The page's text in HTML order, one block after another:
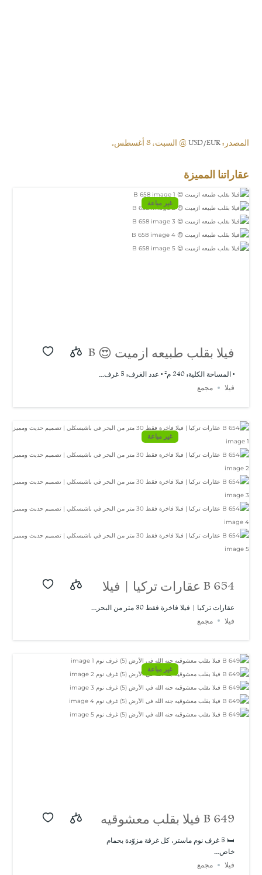
المصدر:USD/EUR@ السبت, 8 أغسطس.
عقاراتنا المميزة
غير مباعة
فيلا بقلب طبيعه ازميت 😍 B
658
• المساحة الكلية: 240 م² • عدد الغرف: 5 غرف...
فيلا
مجمع
غير مباعة
B 654 عقارات تركيا | فيلا
فاخرة فقط 30 متر من
البحر في باشيسكلي |
تصميم حديث ومميز
عقارات تركيا | فيلا فاخرة فقط 30 متر من البحر...
فيلا
مجمع
غير مباعة
B 649 فيلا بقلب معشوقيه
جنه الله في الأرض (5)
غرف نوم
🛏️ 5 غرف نوم ماستر، كل غرفة مزوّدة بحمام
خاص...
فيلا
مجمع